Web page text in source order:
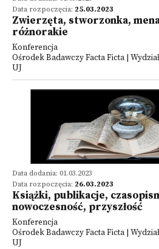
Data rozpoczęcia: 25.03.2023
Zwierzęta, stworzonka,
różnorakie
Konferencja
Ośrodek Badawczy Facta Ficta |
UJ
Data dodania: 01.03.2023
Data rozpoczęcia: 26.03.2023
Książki, publikacje,
nowoczesność, przyszłość
Konferencja
Ośrodek Badawczy Facta Ficta |
UJ